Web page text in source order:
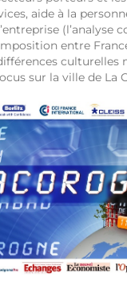
aide à la
(l’analyse
entre
culturelles
sur la ville de La